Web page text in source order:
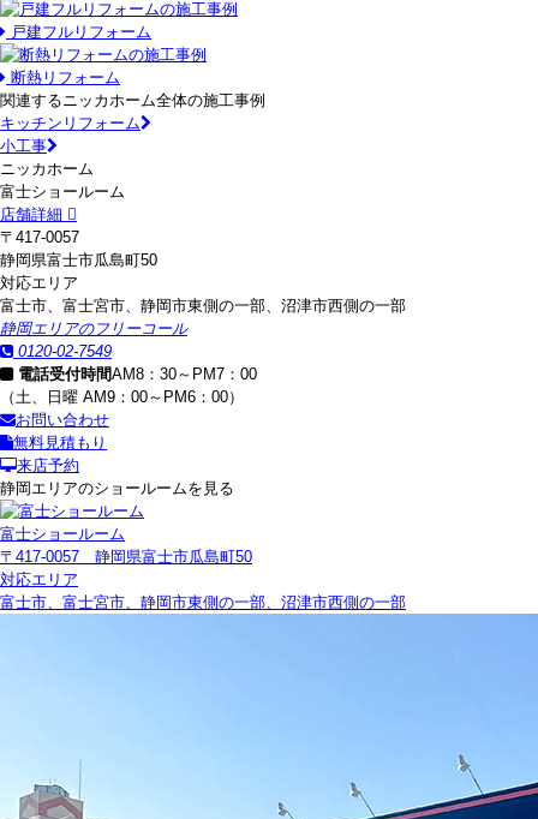
戸建フルリフォーム
断熱リフォーム
関連するニッカホーム全体の施工事例
キッチンリフォーム
小工事
ニッカホーム
富士ショールーム
店舗詳細
〒417-0057
静岡県富士市瓜島町50
対応エリア
富士市、富士宮市、静岡市東側の一部、沼津市西側の一部
静岡エリアのフリーコール
0120-02-7549
電話受付時間AM8：30～PM7：00
（土、日曜 AM9：00～PM6：00）
お問い合わせ
無料見積もり
来店予約
静岡エリアのショールームを見る
富士ショールーム
〒417-0057 静岡県富士市瓜島町50
対応エリア
富士市、富士宮市、静岡市東側の一部、沼津市西側の一部